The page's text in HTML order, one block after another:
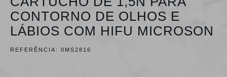
CONTORNO DE OLHOS E
LÁBIOS COM HIFU MICROSON
REFERÊNCIA: 0MS2816